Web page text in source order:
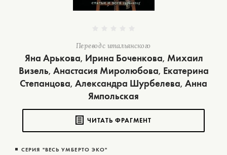
Перевод с итальянского
Яна Арькова, Ирина Боченкова, Михаил
Визель, Анастасия Миролюбова, Екатерина
Степанцова, Александра Шурбелева, Анна
Ямпольская
ЧИТАТЬ ФРАГМЕНТ
СЕРИЯ "ВЕСЬ УМБЕРТО ЭКО"